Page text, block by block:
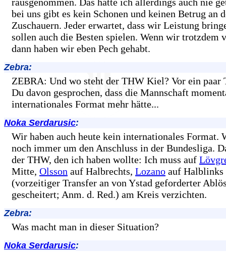
bei uns gibt es kein Schonen und keinen Betrug an
Zuschauern. Jeder erwartet, dass wir Leistung
sollen auch die Besten spielen. Wenn wir trotzdem
dann haben wir eben Pech gehabt.
Zebra:
ZEBRA: Und wo steht der THW Kiel? Vor ein paar
Du davon gesprochen, dass die Mannschaft
internationales Format mehr hätte...
Noka Serdarusic:
Wir haben auch heute kein internationales Format.
noch immer um den Anschluss in der Bundesliga.
der THW, den ich haben wollte: Ich muss auf
Mitte, Olsson auf Halbrechts, Lozano auf
(vorzeitiger Transfer an von Ystad geforderter
gescheitert; Anm. d. Red.) am Kreis verzichten.
Zebra:
Was macht man in dieser Situation?
Noka Serdarusic: